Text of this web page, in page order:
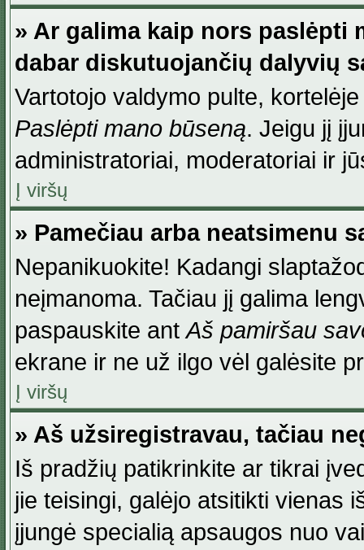
» Ar galima kaip nors paslėpti
dabar diskutuojančių dalyvių
Vartotojo valdymo pulte,
Paslėpti mano būseną. Jeigu jį
administratoriai, moderatoriai ir
Į viršų
» Pamečiau arba neatsimenu
Nepanikuokite! Kadangi
neįmanoma. Tačiau jį galima
paspauskite antAš pamiršau
ekrane ir ne už ilgo vėl galėsite
Į viršų
» Aš užsiregistravau, tačiau
Iš pradžių patikrinkite ar tikrai
jie teisingi, galėjo atsitikti vienas
įjungė specialią apsaugos nuo